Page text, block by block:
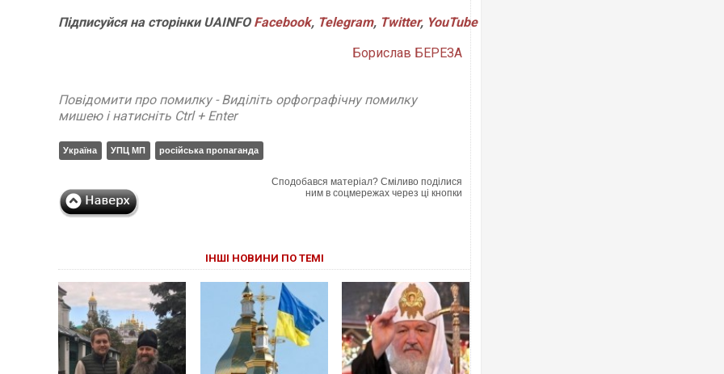
Підписуйся на сторінки UAINFO Facebook, Telegram, Twitter, YouTube
Борислав БЕРЕЗА
Повідомити про помилку - Виділіть орфографічну помилку
мишею і натисніть Ctrl + Enter
Україна УПЦ МП російська пропаганда
Сподобався матеріал? Сміливо поділися
ним в соцмережах через ці кнопки
ІНШІ НОВИНИ ПО ТЕМІ